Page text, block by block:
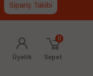
Sipariş Takibi
Üyelik Sepet
0